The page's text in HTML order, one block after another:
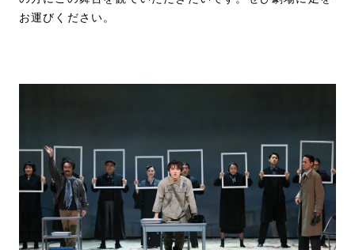
お運びください。